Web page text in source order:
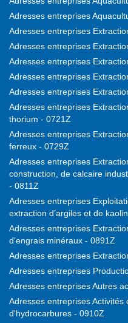
Adresses entreprises
Adresses entreprises
Adresses entreprises
Adresses entreprises
Adresses entreprises
Adresses entreprises
Adresses entreprises
thorium - 0721Z
Adresses entreprises
ferreux - 0729Z
Adresses entreprises
construction, de calcaire
- 0811Z
Adresses entreprises
extraction d’argiles et de
Adresses entreprises
d'engrais minéraux - 0891Z
Adresses entreprises
Adresses entreprises
Adresses entreprises Autres
Adresses entreprises Activités
d'hydrocarbures - 0910Z